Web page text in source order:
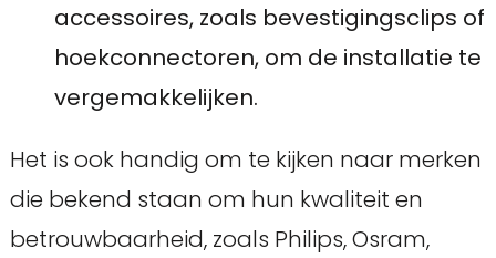
accessoires, zoals bevestigingsclips of
hoekconnectoren, om de installatie te
vergemakkelijken.
Het is ook handig om te kijken naar merken
die bekend staan om hun kwaliteit en
betrouwbaarheid, zoals Philips, Osram,